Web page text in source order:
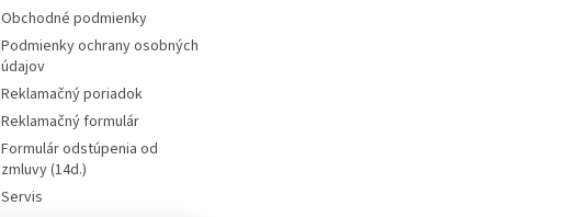
Obchodné podmienky
Podmienky ochrany osobných
údajov
Reklamačný poriadok
Reklamačný formulár
Formulár odstúpenia od
zmluvy (14d.)
Servis